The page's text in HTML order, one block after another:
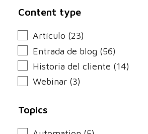
Content type
Artículo (23)
Entrada de blog (56)
Historia del cliente (14)
Webinar (3)
Topics